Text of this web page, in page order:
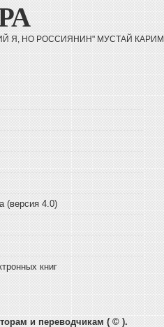
Я, НО РОССИЯНИН" МУСТАЙ КАРИМ
(версия 4.0)
книг
и переводчикам ( © ).